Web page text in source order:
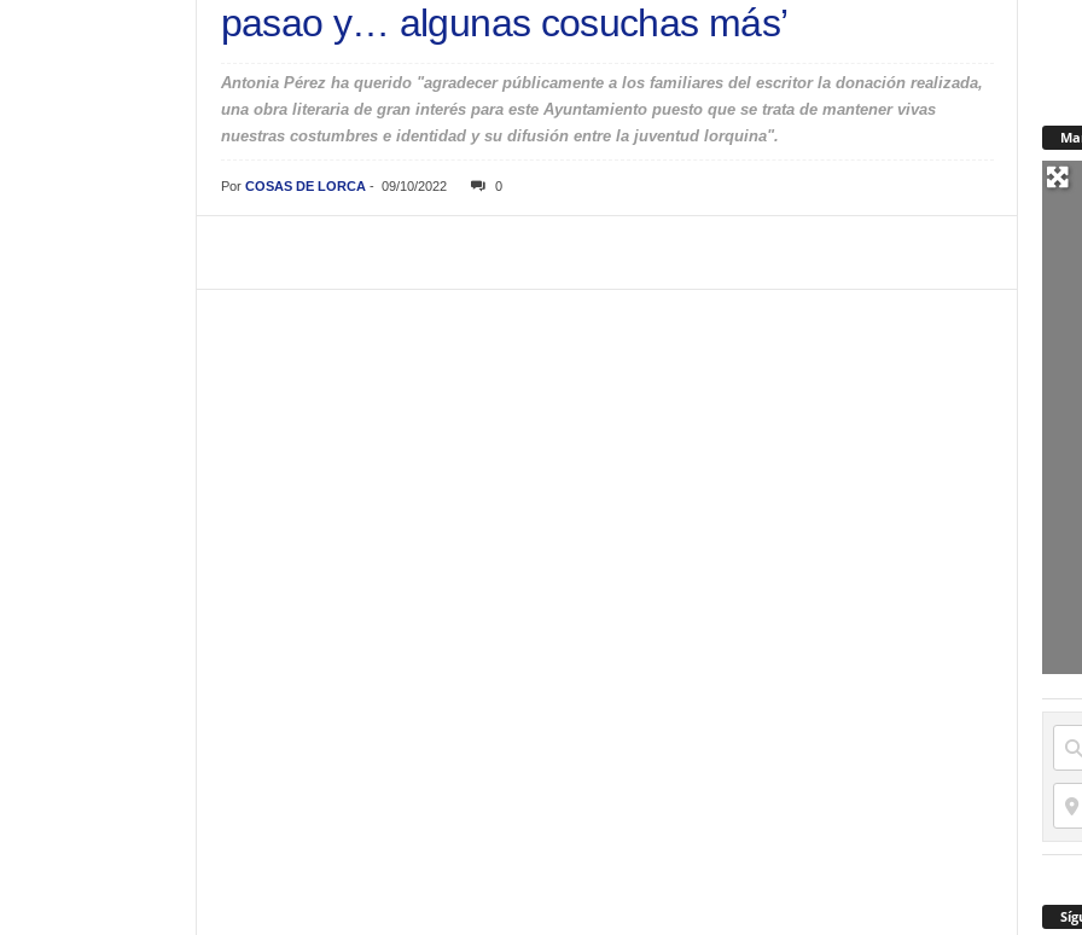
pasao y… algunas cosuchas más’
Antonia Pérez ha querido "agradecer públicamente a los familiares del escritor la donación realizada,
una obra literaria de gran interés para este Ayuntamiento puesto que se trata de mantener vivas
nuestras costumbres e identidad y su difusión entre la juventud lorquina".
Por COSAS DE LORCA- 09/10/2022 0